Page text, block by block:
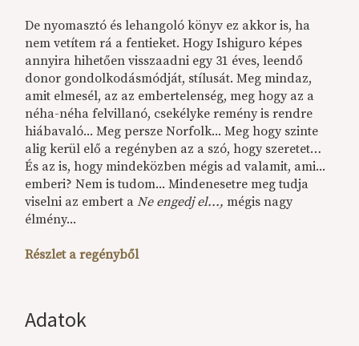
Adatok
De nyomasztó és lehangoló könyv ez akkor is, ha
nem vetítem rá a fentieket. Hogy Ishiguro képes
annyira hihetően visszaadni egy 31 éves, leendő
donor gondolkodásmódját, stílusát. Meg mindaz,
amit elmesél, az az embertelenség, meg hogy az a
néha-néha felvillanó, csekélyke remény is rendre
hiábavaló... Meg persze Norfolk... Meg hogy szinte
alig kerül elő a regényben az a szó, hogy szeretet…
És az is, hogy mindeközben mégis ad valamit, ami...
emberi? Nem is tudom... Mindenesetre meg tudja
viselni az embert aNe engedj el..., mégis nagy
élmény...
Részlet a regényből